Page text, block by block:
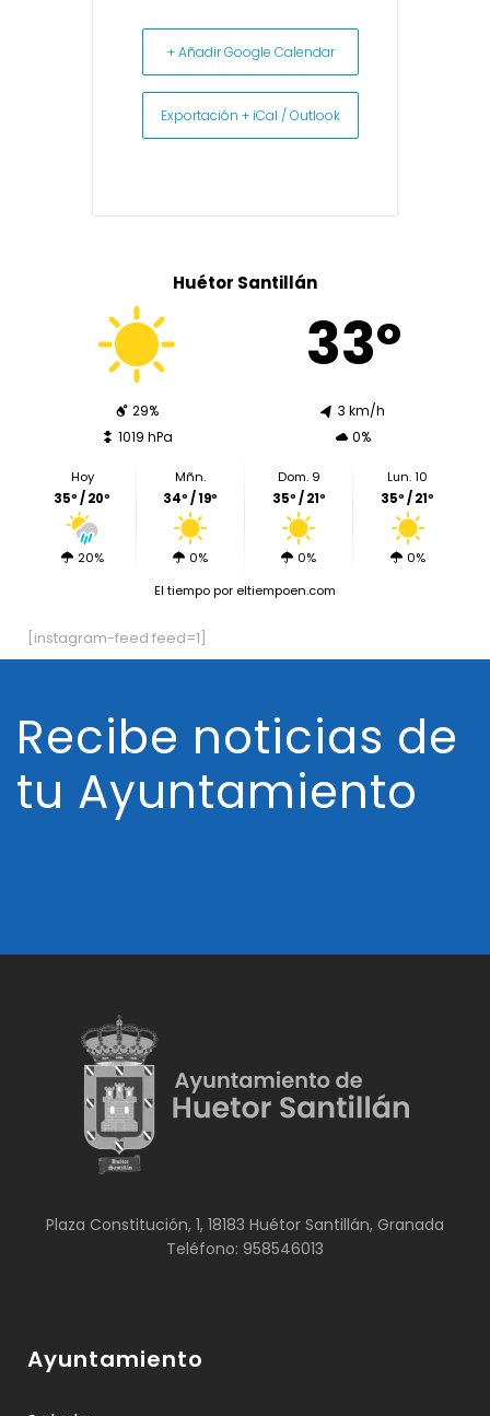
+ Añadir Google Calendar
Exportación + iCal / Outlook
Huétor Santillán
33º
29%
3 km/h
1019 hPa
0%
Hoy
35º / 20º
20%
Mñn.
34º / 19º
0%
Dom. 9
35º / 21º
0%
Lun. 10
35º / 21º
0%
El tiempopor eltiempoen.com
[instagram-feed feed=1]
Recibe noticias de
tu Ayuntamiento
Plaza Constitución, 1, 18183 Huétor Santillán, Granada
Teléfono: 958546013
Ayuntamiento